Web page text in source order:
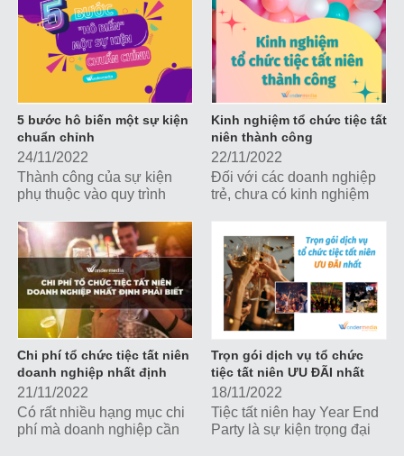
5 bước hô biến một sự kiện
chuẩn chỉnh
24/11/2022
Thành công của sự kiện
phụ thuộc vào quy trình
Media khám phá 5 bước
giúp bạn hô biến ra một sự
kiện chuẩn chỉnh, hoàn
thiện nhé!
Kinh nghiệm tổ chức tiệc tất
niên thành công
22/11/2022
Đối với các doanh nghiệp
trẻ, chưa có kinh nghiệm
sự kiện, để có một tiệc tất
niên thành công, chuẩn
chỉnh, có một số yếu tố bạn
cần lưu tâm. Cùng Wonder
Media khám phá nhé!
Chi phí tổ chức tiệc tất niên
doanh nghiệp nhất định
phải biết
21/11/2022
Có rất nhiều hạng mục chi
phí mà doanh nghiệp cần
Trọn gói dịch vụ tổ chức
tiệc tất niên ƯU ĐÃI nhất
18/11/2022
Tiệc tất niên hay Year End
Party là sự kiện trọng đại